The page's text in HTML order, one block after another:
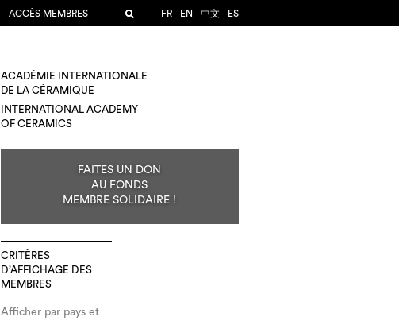
– ACCÈS MEMBRES FR EN 中文 ES
ACADÉMIE INTERNATIONALE
DE LA CÉRAMIQUE
INTERNATIONAL ACADEMY
OF CERAMICS
FAITES UN DON
AU FONDS
MEMBRE SOLIDAIRE !
CRITÈRES
D’AFFICHAGE DES
MEMBRES
Afficher par pays et